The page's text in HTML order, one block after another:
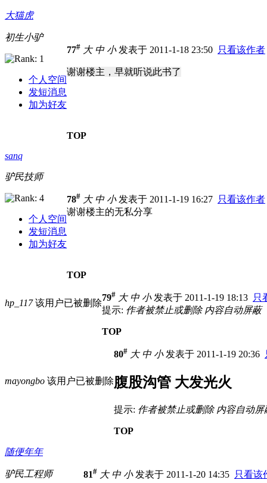
大猫虎
初生小驴
个人空间
发短消息
加为好友
77# 大 中 小发表于 2011-1-18 23:50 只看该作者
谢谢楼主，早就听说此书了
TOP
sanq
驴民技师
个人空间
发短消息
加为好友
78# 大 中 小发表于 2011-1-19 16:27 只看该作者
谢谢楼主的无私分享
TOP
hp_117该用户已被删除
79# 大 中 小发表于 2011-1-19 18:13 只
提示: 作者被禁止或删除 内容自动屏蔽
TOP
mayongbo 该用户已被删除
80# 大 中 小发表于 2011-1-19 20:36
腹股沟管 大发光火
提示: 作者被禁止或删除 内容自动屏
TOP
随便年年
驴民工程师 81# 大 中 小发表于 2011-1-20 14:35 只看该